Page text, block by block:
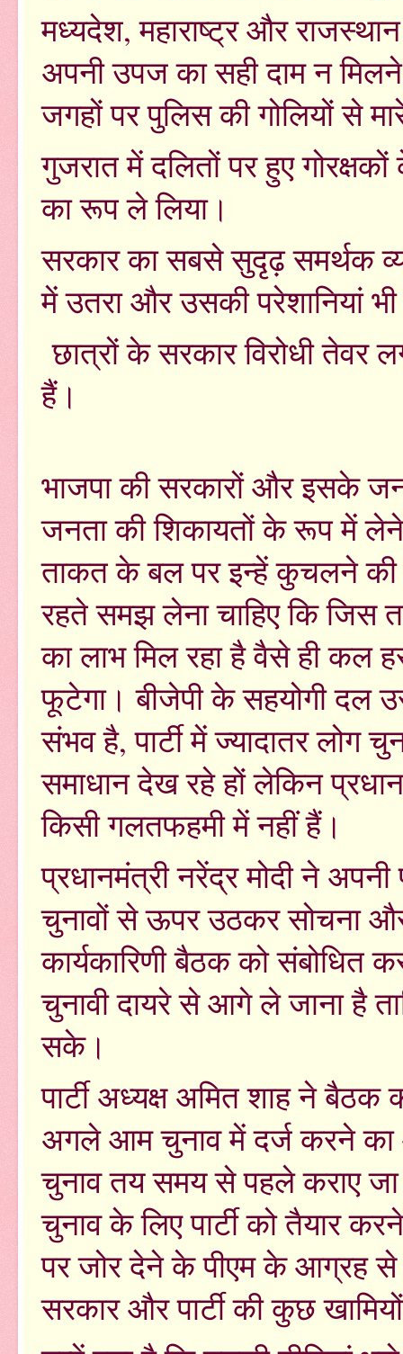
मध्यदेश, महाराष्ट्र और
अपनी उपज का सही दाम न
जगहों पर पुलिस की गोलियों से
गुजरात में दलितों पर हुए
का रूप ले लिया।
सरकार का सबसे सुदृढ़ समर्थक
में उतरा और उसकी परेशानियां
छात्रों के सरकार विरोधी तेवर
हैं।
भाजपा की सरकारों और इसके जन
जनता की शिकायतों के रूप में लेने
ताकत के बल पर इन्हें कुचलने
रहते समझ लेना चाहिए कि
का लाभ मिल रहा है वैसे ही कल
फूटेगा। बीजेपी के सहयोगी दल
संभव है, पार्टी में ज्यादातर लोग
समाधान देख रहे हों लेकिन
किसी गलतफहमी में नहीं हैं।
प्रधानमंत्री नरेंद्र मोदी ने
चुनावों से ऊपर उठकर सोचना और
कार्यकारिणी बैठक को संबोधित
चुनावी दायरे से आगे ले जाना है
सके।
पार्टी अध्यक्ष अमित शाह ने
अगले आम चुनाव में दर्ज करने का
चुनाव तय समय से पहले कराए
चुनाव के लिए पार्टी को तैयार
पर जोर देने के पीएम के आग्रह
सरकार और पार्टी की कुछ